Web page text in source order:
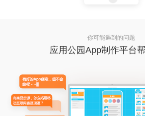
你可能遇到的问题
应用公园App制作平台